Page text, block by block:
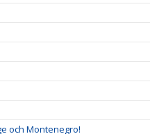
och Montenegro!